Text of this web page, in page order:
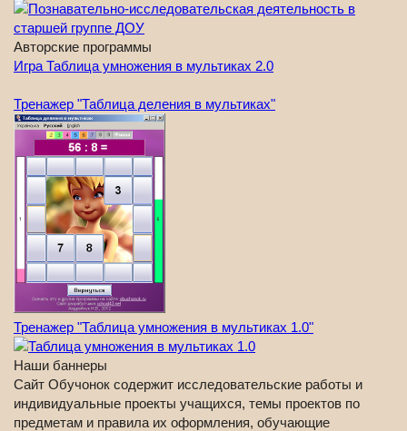
Авторские программы
Игра Таблица умножения в мультиках 2.0
Тренажер "Таблица деления в мультиках"
Тренажер "Таблица умножения в мультиках 1.0"
Наши баннеры
Сайт Обучонок содержит исследовательские работы и
индивидуальные проекты учащихся, темы проектов по
предметам и правила их оформления, обучающие